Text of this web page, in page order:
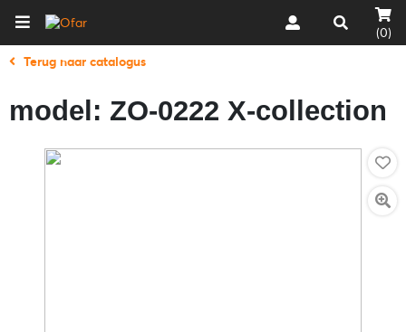
(0)
Terug naar catalogus
model: ZO-0222 X-collection